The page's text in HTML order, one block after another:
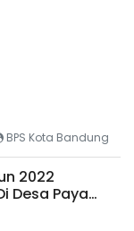
BPS Kota Bandung
2022
Desa Paya